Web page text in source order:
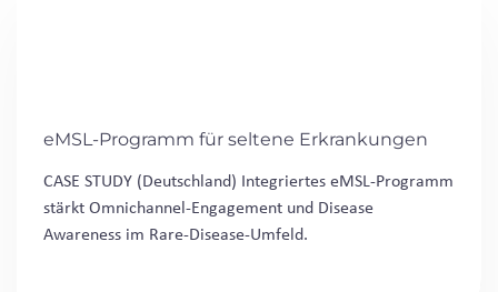
eMSL-Programm für seltene Erkrankungen
CASE STUDY (Deutschland) Integriertes eMSL-Programm
stärkt Omnichannel-Engagement und Disease
Awareness im Rare-Disease-Umfeld.